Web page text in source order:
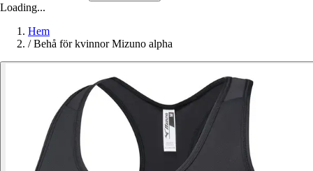
Loading...
Hem
/ Behå för kvinnor Mizuno alpha